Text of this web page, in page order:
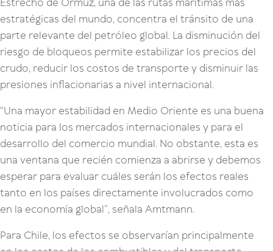
Estrecho de Ormuz, una de las rutas marítimas más
estratégicas del mundo, concentra el tránsito de una
parte relevante del petróleo global. La disminución del
riesgo de bloqueos permite estabilizar los precios del
crudo, reducir los costos de transporte y disminuir las
presiones inflacionarias a nivel internacional.
“Una mayor estabilidad en Medio Oriente es una buena
noticia para los mercados internacionales y para el
desarrollo del comercio mundial. No obstante, esta es
una ventana que recién comienza a abrirse y debemos
esperar para evaluar cuáles serán los efectos reales
tanto en los países directamente involucrados como
en la economía global”, señala Amtmann.
Para Chile, los efectos se observarían principalmente